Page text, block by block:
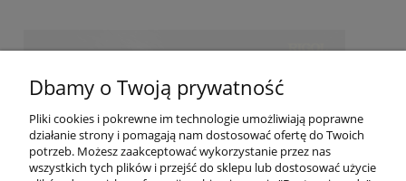
Dbamy o Twoją prywatność
Pliki cookies i pokrewne im technologie umożliwiają poprawne
działanie strony i pomagają nam dostosować ofertę do Twoich
potrzeb. Możesz zaakceptować wykorzystanie przez nas
wszystkich tych plików i przejść do sklepu lub dostosować użycie